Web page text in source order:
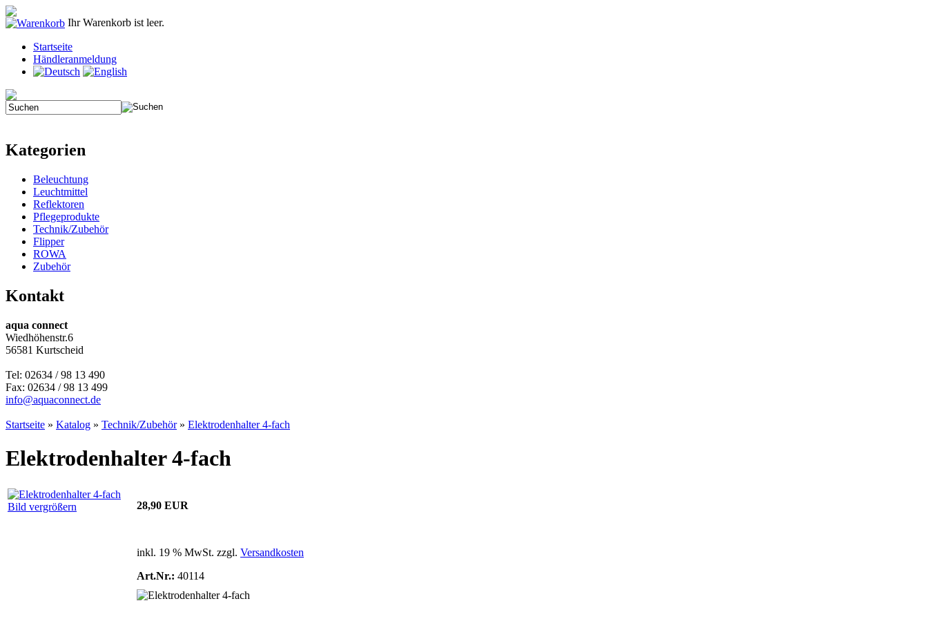
Ihr Warenkorb ist leer.
Startseite
Händleranmeldung
Kategorien
Beleuchtung
Leuchtmittel
Reflektoren
Pflegeprodukte
Technik/Zubehör
Flipper
ROWA
Zubehör
Kontakt
aqua connect
Wiedhöhenstr.6
56581 Kurtscheid
Tel: 02634 / 98 13 490
Fax: 02634 / 98 13 499
info@aquaconnect.de
Startseite » Katalog » Technik/Zubehör» Elektrodenhalter 4-fach
Elektrodenhalter 4-fach
Bild vergrößern 28,90 EUR
inkl. 19 % MwSt. zzgl. Versandkosten
Art.Nr.: 40114